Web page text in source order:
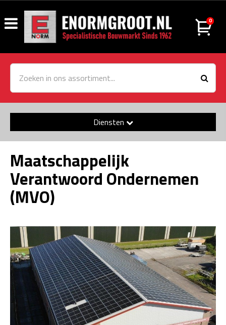
0
Diensten
Maatschappelijk
Verantwoord Ondernemen
(MVO)